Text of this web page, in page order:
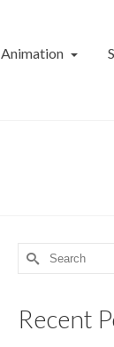
Animation
Search
for:
Recent